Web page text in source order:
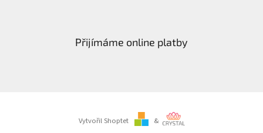
Přijímáme online platby
Vytvořil Shoptet &